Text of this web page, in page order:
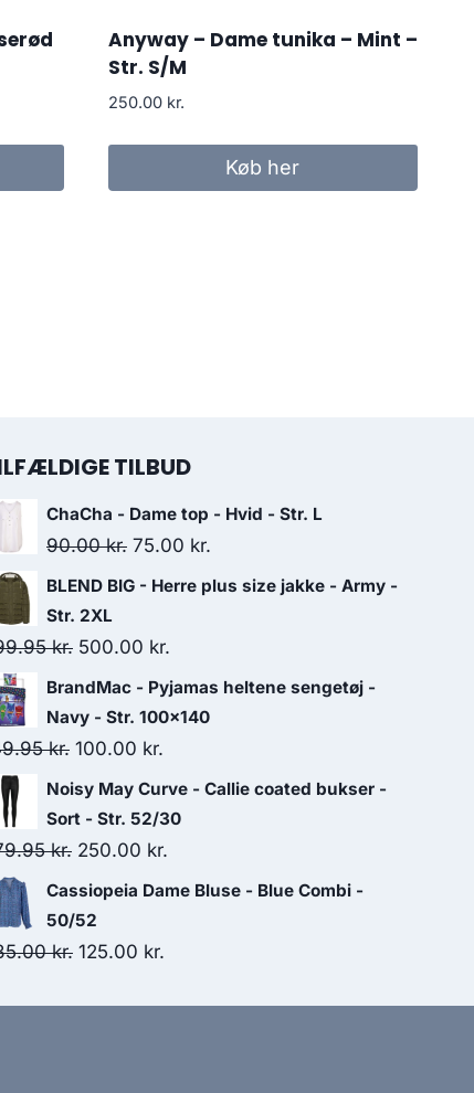
Anyway – Dame tunika – Mint –
Str. S/M
250.00 kr.
Køb her
TILBUD
ChaCha - Dame top - Hvid - Str. L
90.00kr. Original
price
90.00 kr..
75.00 kr.
price
BLEND BIG - Herre plus size jakke - Army -
Str. 2XL
kr. Original
price
was:
599.95 kr..
500.00 kr.
price
is:
BrandMac - Pyjamas heltene sengetøj -
Navy - Str. 100x140
kr. Original
price
was:
149.95 kr..
100.00 kr.
price
is:
100.00 kr..
Noisy May Curve - Callie coated bukser -
Sort - Str. 52/30
kr. Original
price
was:
279.95 kr..
250.00 kr.
price
Cassiopeia Dame Bluse - Blue Combi -
50/52
kr. Original
125.00 kr.